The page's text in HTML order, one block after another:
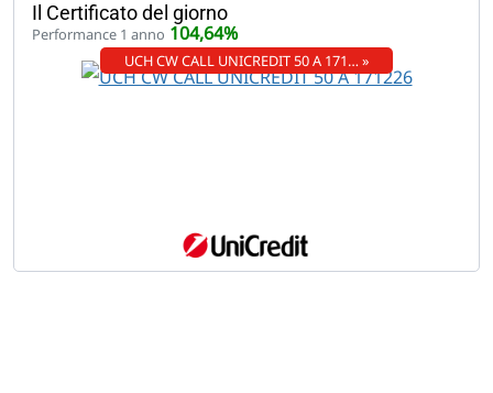
Il Certificato del giorno
Performance 1 anno 104,64%
UCH CW CALL UNICREDIT 50 A 171… »